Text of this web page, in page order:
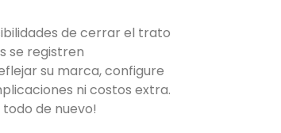
de cerrar el trato
se registren
su marca, configure
ni costos extra.
de nuevo!